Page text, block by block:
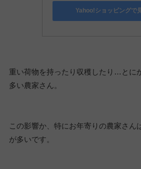
Yahoo!ショッピングで
重い荷物を持ったり収穫したり…とに
多い農家さん。
この影響か、特にお年寄りの農家さん
が多いです。